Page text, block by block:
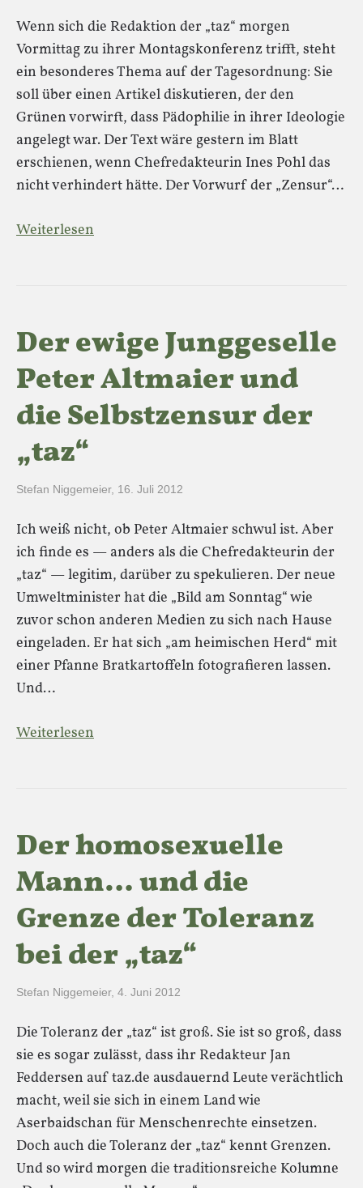
Wenn sich die Redaktion der „taz“ morgen
Vormittag zu ihrer Montagskonferenz trifft, steht
ein besonderes Thema auf der Tagesordnung: Sie
soll über einen Artikel diskutieren, der den
Grünen vorwirft, dass Pädophilie in ihrer Ideologie
angelegt war. Der Text wäre gestern im Blatt
erschienen, wenn Chefredakteurin Ines Pohl das
nicht verhindert hätte. Der Vorwurf der „Zensur“…
Weiterlesen
Der ewige Junggeselle
Peter Altmaier und
die Selbstzensur der
„taz“
Stefan Niggemeier, 16. Juli 2012
Ich weiß nicht, ob Peter Altmaier schwul ist. Aber
ich finde es — anders als die Chefredakteurin der
„taz“ — legitim, darüber zu spekulieren. Der neue
Umweltminister hat die „Bild am Sonntag“ wie
zuvor schon anderen Medien zu sich nach Hause
eingeladen. Er hat sich „am heimischen Herd“ mit
einer Pfanne Bratkartoffeln fotografieren lassen.
Und…
Weiterlesen
Der homosexuelle
Mann… und die
Grenze der Toleranz
bei der „taz“
Stefan Niggemeier, 4. Juni 2012
Die Toleranz der „taz“ ist groß. Sie ist so groß, dass
sie es sogar zulässt, dass ihr Redakteur Jan
Feddersen auf taz.de ausdauernd Leute verächtlich
macht, weil sie sich in einem Land wie
Aserbaidschan für Menschenrechte einsetzen.
Doch auch die Toleranz der „taz“ kennt Grenzen.
Und so wird morgen die traditionsreiche Kolumne